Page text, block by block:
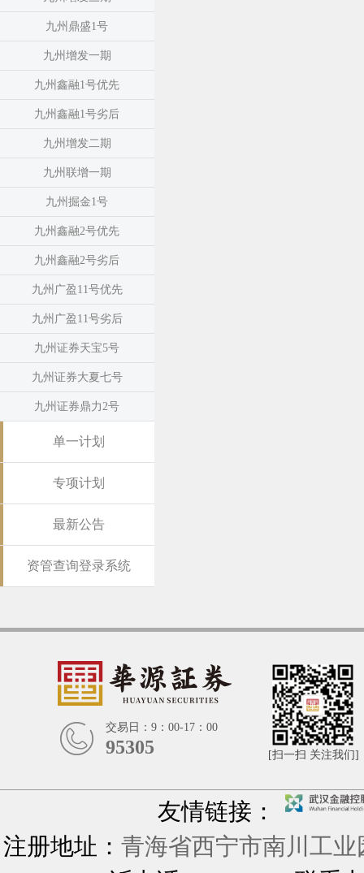
九州鼎盛1号
九州增发一期
九州鑫融1号优先
九州鑫融1号劣后
九州增发二期
九州联增一期
九州掘金1号
九州鑫融2号优先
九州鑫融2号劣后
九州广盈11号优先
九州广盈11号劣后
九州证券天宝5号
九州证券大夏七号
九州证券鼎力2号
单一计划
专项计划
最新公告
资管查询登录系统
交易日：9：00-17：00
95305 [扫一扫 关注我们]
友情链接：
注册地址： 青海省西宁市南川工